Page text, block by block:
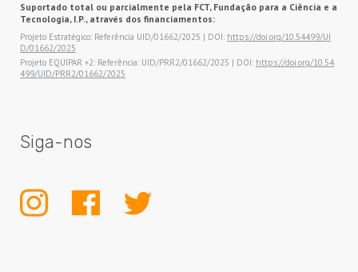
Suportado total ou parcialmente pela FCT, Fundação para a Ciência e a
Tecnologia, I.P., através dos financiamentos:
Projeto Estratégico: Referência UID/01662/2025 | DOI: https://doi.org/10.54499/UI
D/01662/2025
Projeto EQUIPAR +2: Referência: UID/PRR2/01662/2025 | DOI: https://doi.org/10.54
499/UID/PRR2/01662/2025
Siga-nos